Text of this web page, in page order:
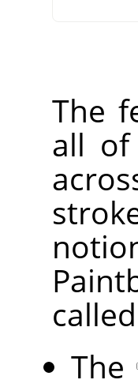
The
all
called
The